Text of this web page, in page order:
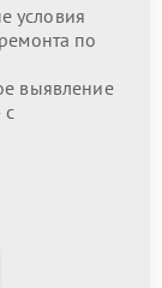
условия
по
выявление
с